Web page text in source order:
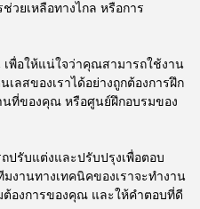
วยเหลือทางไกล หรือการ
พื่อให้แน่ใจว่าคุณสามารถใช้งาน
ลสของเราได้อย่างถูกต้องการฝึก
นที่ของคุณ หรือศูนย์ฝึกอบรมของ
ปรับแต่งและปรับปรุงเพื่อตอบ
งานทางเทคนิคของเราจะทํางาน
ต้องการของคุณ และให้คําตอบที่ดี